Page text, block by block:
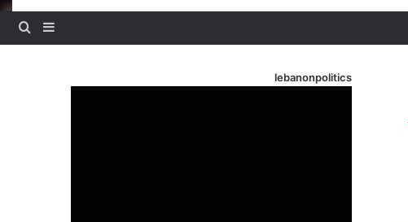
إضافة
lebanonpolitics